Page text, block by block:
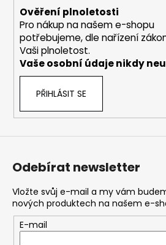
Ověření plnoletosti
Pro nákup na našem e-shopu
potřebujeme, dle nařízení
Vaši plnoletost.
Vaše osobní údaje nikdy
PŘIHLÁSIT SE
Odebírat newsletter
Vložte svůj e-mail a my vám
nových produktech na našem e-
E-mail